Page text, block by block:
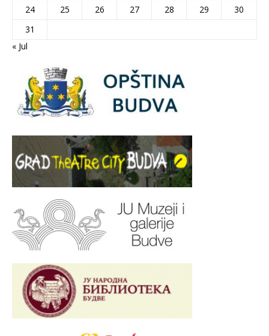
24
25 26 27 28 29
30
31
« Jul